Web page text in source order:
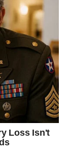
koji
:
se u
odmora.
često se